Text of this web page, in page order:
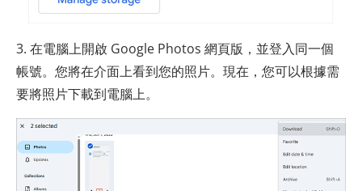
3. 在電腦上開啟 Google Photos 網頁版，並登入同一個
帳號。您將在介面上看到您的照片。現在，您可以根據需
要將照片下載到電腦上。